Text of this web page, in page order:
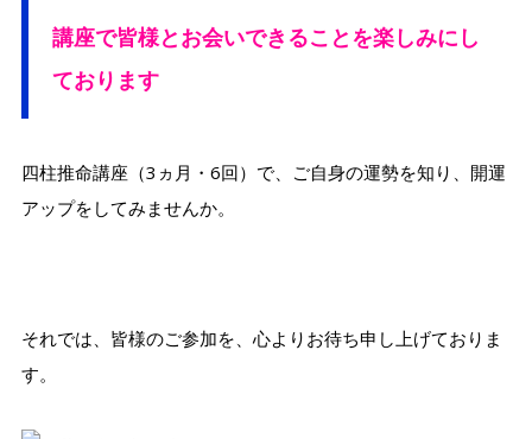
講座で皆様とお会いできることを楽しみにし
ております
四柱推命講座（3ヵ月・6回）で、ご自身の運勢を知り、開運
アップをしてみませんか。
それでは、皆様のご参加を、心よりお待ち申し上げておりま
す。